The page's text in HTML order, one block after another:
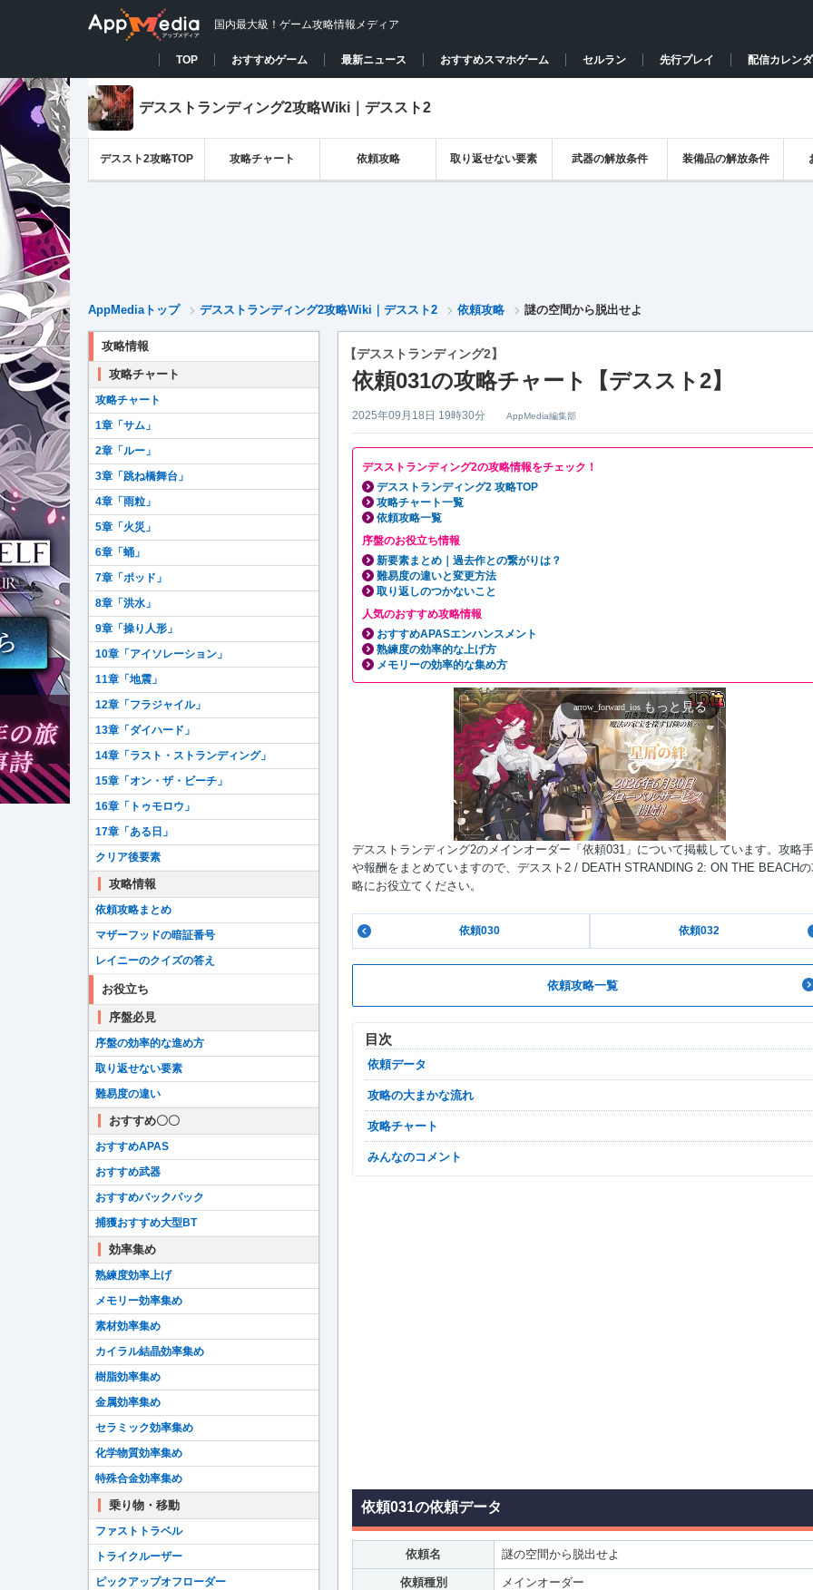
国内最大級！ゲーム攻略情報メディア
TOP おすすめゲーム 最新ニュース おすすめスマホゲーム セルラン 先行プレイ 配信カレン
デスストランディング2攻略Wiki｜デススト2
デススト2攻略TOP 攻略チャート 依頼攻略 取り返せない要素 武器の解放条件 装備品の解放条件
AppMediaトップ デスストランディング2攻略Wiki｜デススト2 依頼攻略 謎の空間から脱出せよ
【デスストランディング2】
依頼031の攻略チャート【デススト2】
2025年09月18日 19時30分 AppMedia編集部
デスストランディング2の攻略情報をチェック！
デスストランディング2 攻略TOP
攻略チャート一覧
依頼攻略一覧
序盤のお役立ち情報
新要素まとめ｜過去作との繋がりは？
難易度の違いと変更方法
取り返しのつかないこと
人気のおすすめ攻略情報
おすすめAPASエンハンスメント
熟練度の効率的な上げ方
メモリーの効率的な集め方
arrow_forward_ios もっと見る
デスストランディング2のメインオーダー「依頼031」について掲載しています。攻略
や報酬をまとめていますので、デススト2 / DEATH STRANDING 2: ON THE BEACH
略にお役立てください。
依頼030 依頼032
依頼攻略一覧
目次
依頼データ
攻略の大まかな流れ
攻略チャート
みんなのコメント
依頼031の依頼データ
依頼名 謎の空間から脱出せよ
依頼種別 メインオーダー
攻略情報
攻略チャート
攻略チャート
1章「サム」
2章「ルー」
3章「跳ね橋舞台」
4章「雨粒」
5章「火災」
6章「蛹」
7章「ポッド」
8章「洪水」
9章「操り人形」
10章「アイソレーション」
11章「地震」
12章「フラジャイル」
13章「ダイハード」
14章「ラスト・ストランディング」
15章「オン・ザ・ビーチ」
16章「トゥモロウ」
17章「ある日」
クリア後要素
攻略情報
依頼攻略まとめ
マザーフッドの暗証番号
レイニーのクイズの答え
お役立ち
序盤必見
序盤の効率的な進め方
取り返せない要素
難易度の違い
おすすめ〇〇
おすすめAPAS
おすすめ武器
おすすめバックパック
捕獲おすすめ大型BT
効率集め
熟練度効率上げ
メモリー効率集め
素材効率集め
カイラル結晶効率集め
樹脂効率集め
金属効率集め
セラミック効率集め
化学物質効率集め
特殊合金効率集め
乗り物・移動
ファストトラベル
トライクルーザー
ピックアップオフローダー